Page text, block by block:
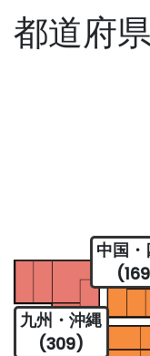
都道府
中国・
九州・沖縄
(309)